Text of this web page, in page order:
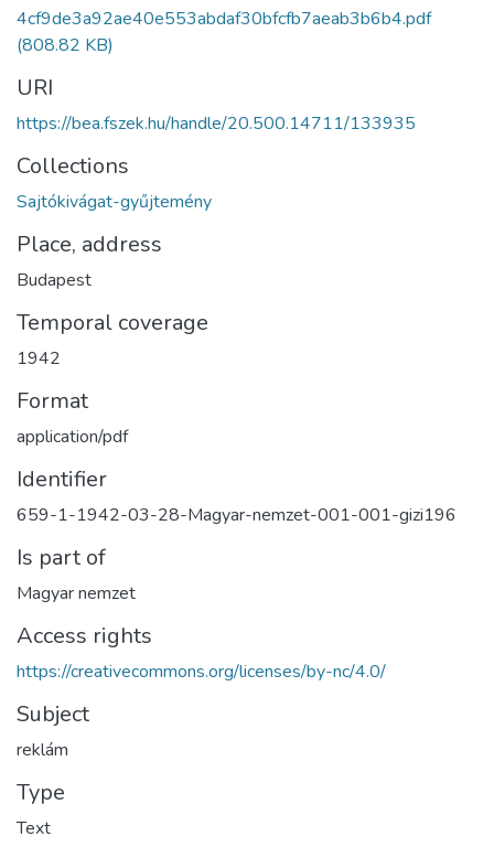
4cf9de3a92ae40e553abdaf30bfcfb7aeab3b6b4.pdf
(808.82 KB)
URI
https://bea.fszek.hu/handle/20.500.14711/133935
Collections
Sajtókivágat-gyűjtemény
Place, address
Budapest
Temporal coverage
1942
Format
application/pdf
Identifier
659-1-1942-03-28-Magyar-nemzet-001-001-gizi196
Is part of
Magyar nemzet
Access rights
https://creativecommons.org/licenses/by-nc/4.0/
Subject
reklám
Type
Text